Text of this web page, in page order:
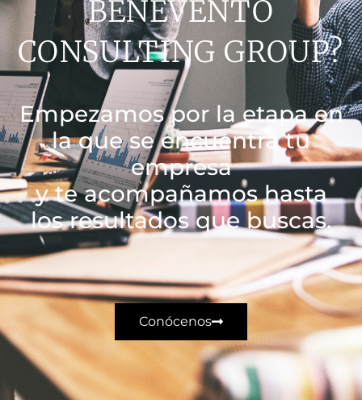
BENEVENTO
CONSULTING GROUP?
Empezamos por la etapa en
la que se encuentra tu
empresa
y te acompañamos hasta
los resultados que buscas.
Conócenos